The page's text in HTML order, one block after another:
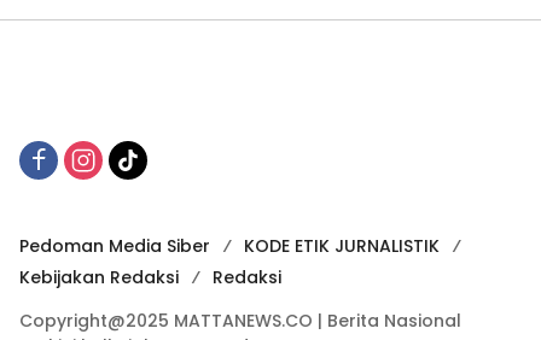
Pedoman Media Siber
KODE ETIK JURNALISTIK
Kebijakan Redaksi
Redaksi
Copyright@2025 MATTANEWS.CO | Berita Nasional